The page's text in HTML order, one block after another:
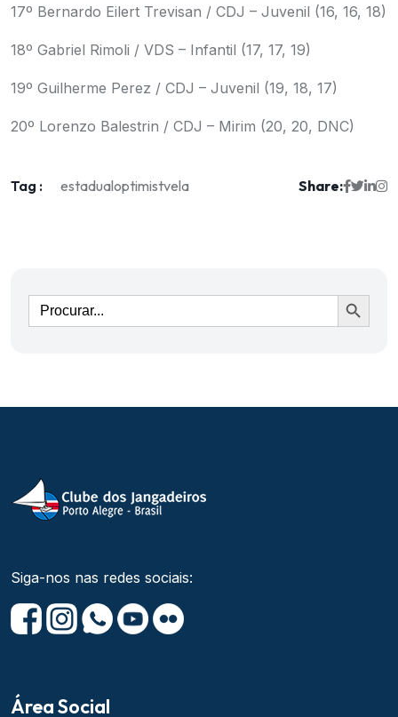
17º Bernardo Eilert Trevisan / CDJ – Juvenil (16, 16, 18)
18º Gabriel Rimoli / VDS – Infantil (17, 17, 19)
19º Guilherme Perez / CDJ – Juvenil (19, 18, 17)
20º Lorenzo Balestrin / CDJ – Mirim (20, 20, DNC)
Tag : estadualoptimistvela Share:
Ir
Siga-nos nas redes sociais:
Área Social